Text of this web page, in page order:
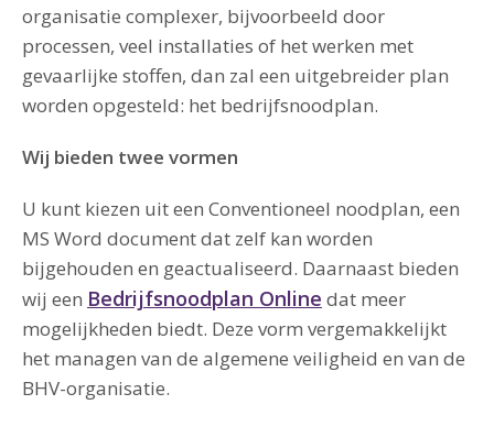
organisatie complexer, bijvoorbeeld door
processen, veel installaties of het werken met
gevaarlijke stoffen, dan zal een uitgebreider plan
worden opgesteld: het bedrijfsnoodplan.
Wij bieden twee vormen
U kunt kiezen uit een Conventioneel noodplan, een
MS Word document dat zelf kan worden
bijgehouden en geactualiseerd. Daarnaast bieden
wij een Bedrijfsnoodplan Online dat meer
mogelijkheden biedt. Deze vorm vergemakkelijkt
het managen van de algemene veiligheid en van de
BHV-organisatie.